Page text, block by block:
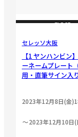
CLOSE
セレッソ大阪
【1 ヤンハンビン
ーネームプレート
用・直筆サイン入
2023年12月8日(金
2023年12月10日